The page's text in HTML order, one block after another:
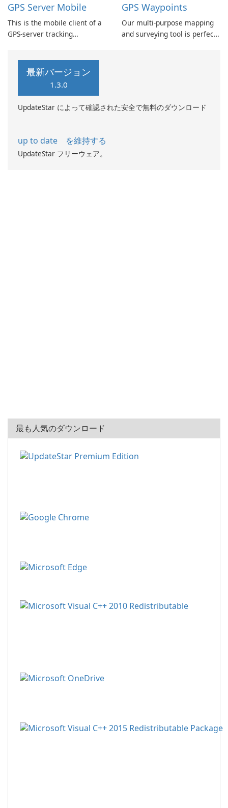
GPS Server Mobile
This is the mobile client of a
GPS-server tracking
personal account or hosted
software.
GPS Waypoints
Our multi-purpose mapping
and surveying tool is perfect
maintenance …
最新バージョン
1.3.0
UpdateStar によって確認された安全で無料のダウンロード
up to date を維持する
UpdateStar フリーウェア。
最も人気のダウンロード